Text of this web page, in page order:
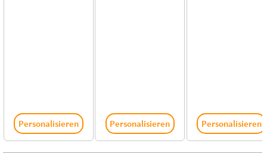
Personalisieren Personalisieren Personalisieren